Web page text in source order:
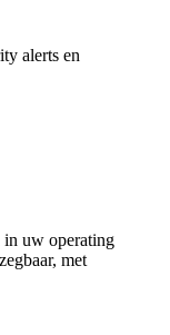
alerts en
uw operating
met